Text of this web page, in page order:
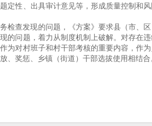
定性、出具审计意见等，形成质量控制和
检查发现的问题，《方案》要求县（市、
的问题，着力从制度机制上破解。对存在
为对村班子和村干部考核的重要内容，作
、奖惩、乡镇（街道）干部选拔使用相结合